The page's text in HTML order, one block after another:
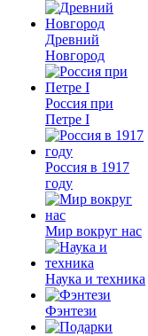
Древний
Новгород
Россия при
Петре I
Россия в 1917
году
Мир вокруг нас
Наука и техника
Фэнтези